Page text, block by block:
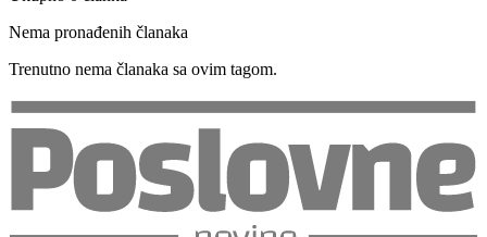
Nema pronađenih članaka
Trenutno nema članaka sa ovim tagom.